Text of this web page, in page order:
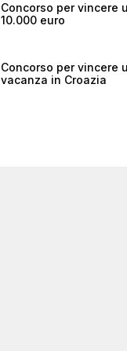
Concorso per vincere
10.000 euro
Concorso per vincere
vacanza in Croazia